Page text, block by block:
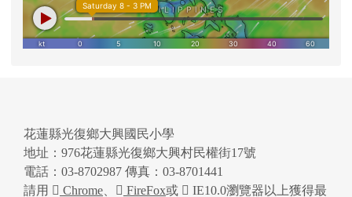
花蓮縣光復鄉大興國民小學
地址：976花蓮縣光復鄉大興村民權街17號
電話：03-8702987 傳真：03-8701441
請用
Chrome FireFox或 IE10.0瀏覽器以上獲得最